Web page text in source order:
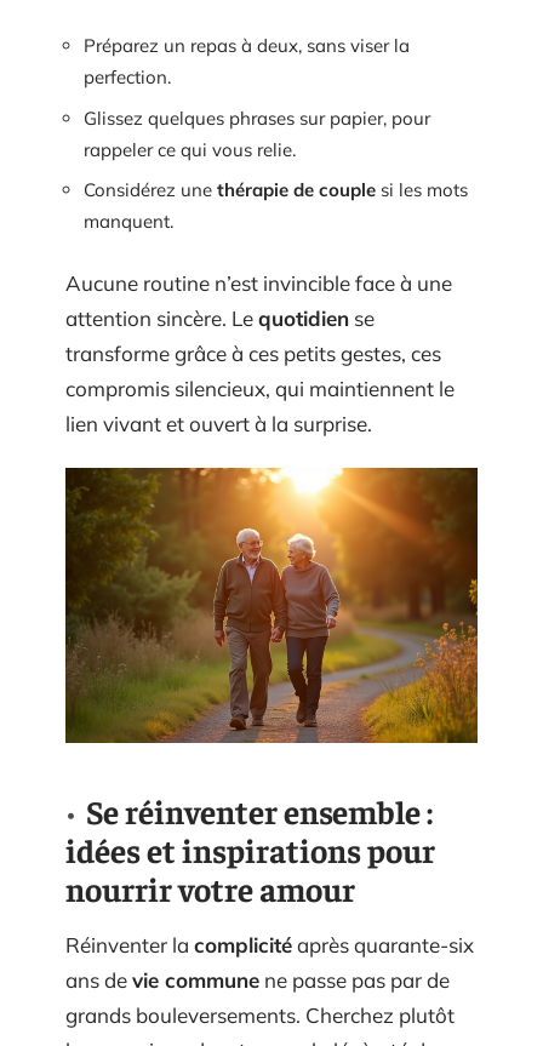
Préparez un repas à deux, sans viser la
perfection.
Glissez quelques phrases sur papier, pour
rappeler ce qui vous relie.
Considérez une thérapie de couple si les mots
manquent.
Aucune routine n’est invincible face à une
attention sincère. Lequotidien se
transforme grâce à ces petits gestes, ces
compromis silencieux, qui maintiennent le
lien vivant et ouvert à la surprise.
Se réinventer ensemble :
idées et inspirations pour
nourrir votre amour
Réinventer la complicitéaprès quarante-six
ans devie commune ne passe pas par de
grands bouleversements. Cherchez plutôt